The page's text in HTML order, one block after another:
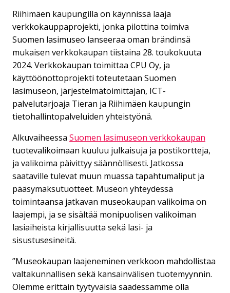
Riihimäen kaupungilla on käynnissä laaja
verkkokauppaprojekti, jonka pilottina toimiva
Suomen lasimuseo lanseeraa oman brändinsä
mukaisen verkkokaupan tiistaina 28. toukokuuta
2024. Verkkokaupan toimittaa CPU Oy, ja
käyttöönottoprojekti toteutetaan Suomen
lasimuseon, järjestelmätoimittajan, ICT-
palvelutarjoaja Tieran ja Riihimäen kaupungin
tietohallintopalveluiden yhteistyönä.
Alkuvaiheessa Suomen lasimuseon verkkokaupan
tuotevalikoimaan kuuluu julkaisuja ja postikortteja,
ja valikoima päivittyy säännöllisesti. Jatkossa
saataville tulevat muun muassa tapahtumaliput ja
pääsymaksutuotteet. Museon yhteydessä
toimintaansa jatkavan museokaupan valikoima on
laajempi, ja se sisältää monipuolisen valikoiman
lasiaiheista kirjallisuutta sekä lasi- ja
sisustusesineitä.
”Museokaupan laajeneminen verkkoon mahdollistaa
valtakunnallisen sekä kansainvälisen tuotemyynnin.
Olemme erittäin tyytyväisiä saadessamme olla